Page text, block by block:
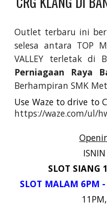
Outlet terbaru ini
selesa antara TOP
VALLEY terletak di
Perniagaan Raya
Berhampiran SMK
Use Waze to drive to
https://waze.com/ul/
SLOT SIANG
SLOT MALAM 6PM -